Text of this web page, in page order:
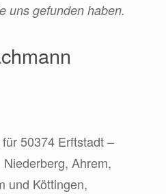
uns gefunden haben.
50374 Erftstadt –
Ahrem,
und Köttingen,